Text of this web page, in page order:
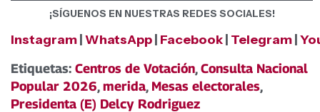
¡SÍGUENOS EN NUESTRAS REDES SOCIALES!
Instagram WhatsApp Facebook Telegram
Etiquetas: Centros de Votación,Consulta Nacional
Popular 2026,merida, Mesas electorales,
Presidenta (E) Delcy Rodriguez